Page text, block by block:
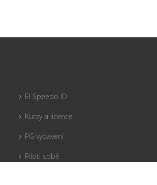
El Speedo ID
Kurzy a licence
PG vybavení
Piloti sobě